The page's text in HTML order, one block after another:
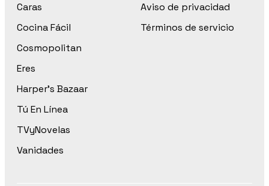
Caras
Cocina Fácil
Cosmopolitan
Eres
Harper’s Bazaar
Tú En Línea
TVyNovelas
Vanidades
Aviso de privacidad
Términos de servicio